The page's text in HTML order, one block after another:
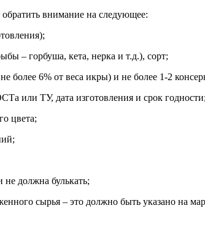
внимание на следующее:
– горбуша, кета, нерка и т.д.), сорт;
более 6% от веса икры) и не более 1-2
или ТУ, дата изготовления и срок годности;
цвета;
не должна булькать;
сырья – это должно быть указано на